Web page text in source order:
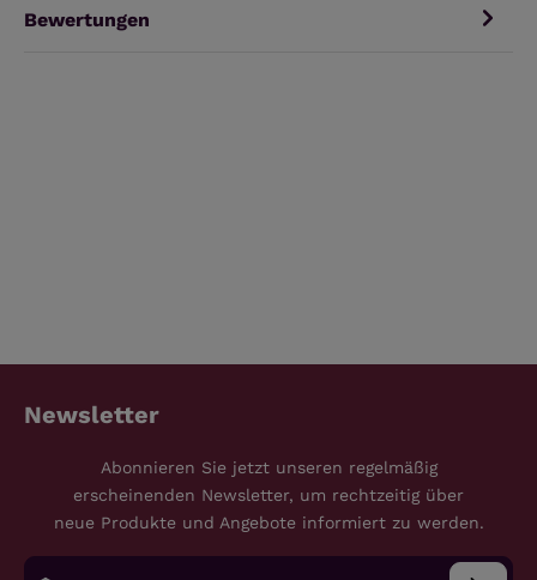
Bewertungen
Newsletter
Abonnieren Sie jetzt unseren regelmäßig
erscheinenden Newsletter, um rechtzeitig über
neue Produkte und Angebote informiert zu werden.
E-Mail-Adresse*